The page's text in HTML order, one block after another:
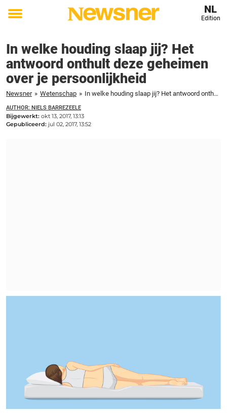
Toggle
NL
Edition
In welke houding slaap jij? Het
antwoord onthult deze geheimen
over je persoonlijkheid
Newsner » Wetenschap » In welke houding slaap jij? Het antwoord onthult deze geheimen over je persoonlijkheid
AUTHOR: NIELS BARREZEELE
Bijgewerkt: okt 13, 2017, 13:13
Gepubliceerd: jul 02, 2017, 13:52